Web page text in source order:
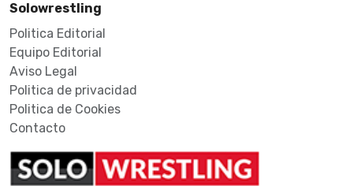
Solowrestling
Politica Editorial
Equipo Editorial
Aviso Legal
Politica de privacidad
Politica de Cookies
Contacto